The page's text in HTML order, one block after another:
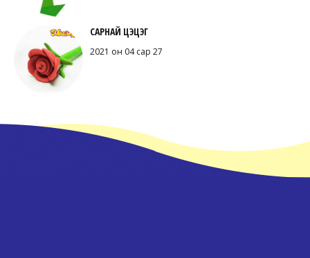
САРНАЙ ЦЭЦЭГ
2021 он 04 сар 27